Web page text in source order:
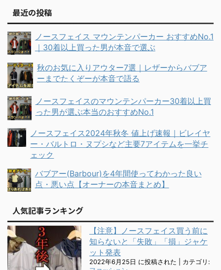
最近の投稿
ノースフェイス マウンテンパーカー おすすめNo.1
｜30着以上買った男が本音で選ぶ
秋のお気に入りアウター7選｜レザーからバブア
ーまでたくぞーが本音で語る
ノースフェイスのマウンテンパーカー30着以上買
った男が選ぶ本当のおすすめNo.1
ノースフェイス2024年秋冬 値上げ速報｜ビレイヤ
ー・バルトロ・ヌプシなど主要7アイテムを一挙チ
ェック
バブアー(Barbour)を4年間使ってわかった良い
点・悪い点【オーナーの本音まとめ】
人気記事ランキング
【注意】ノースフェイス買う前に
知らないと「失敗」「損」ジャケ
ット発表
2022年6月25日 に投稿された
カテゴリ: